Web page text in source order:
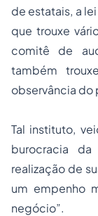
de estatais, a
que trouxe
comitê de
também
observância
Tal instituto,
burocracia
realização de
um empenho
negócio”.